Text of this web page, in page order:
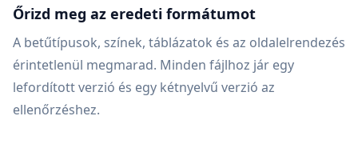
Őrizd meg az eredeti formátumot
A betűtípusok, színek, táblázatok és az oldalelrendezés
érintetlenül megmarad. Minden fájlhoz jár egy
lefordított verzió és egy kétnyelvű verzió az
ellenőrzéshez.